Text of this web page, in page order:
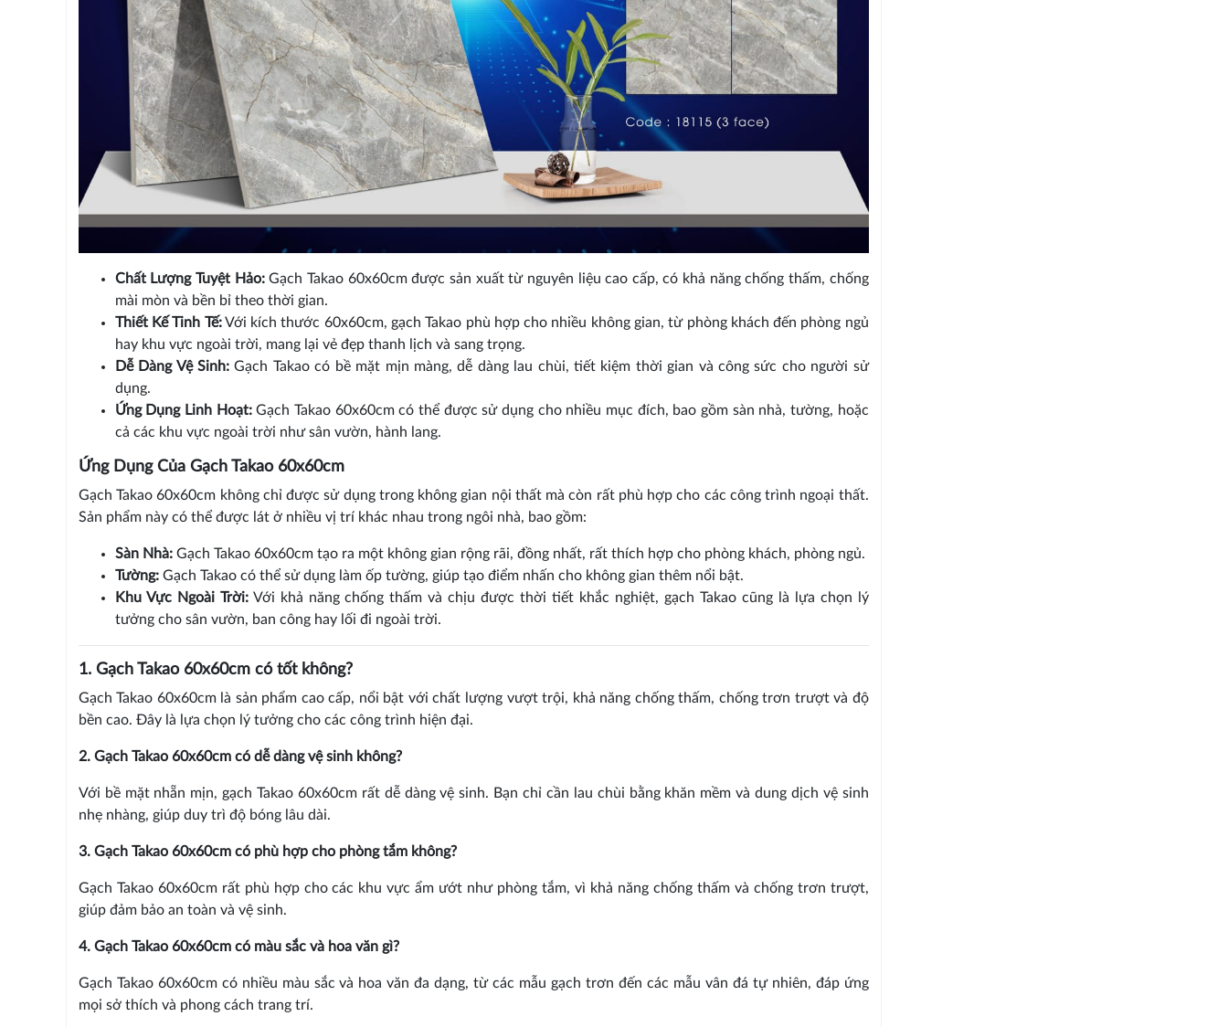
Chất Lượng Tuyệt Hảo:Gạch Takao 60x60cm được sản xuất từ nguyên liệu cao cấp, có khả năng chống thấm, chống
mài mòn và bền bỉ theo thời gian.
Thiết Kế Tinh Tế:Với kích thước 60x60cm, gạch Takao phù hợp cho nhiều không gian, từ phòng khách đến phòng ngủ
hay khu vực ngoài trời, mang lại vẻ đẹp thanh lịch và sang trọng.
Dễ Dàng Vệ Sinh: Gạch Takao có bề mặt mịn màng, dễ dàng lau chùi, tiết kiệm thời gian và công sức cho người sử
dụng.
Ứng Dụng Linh Hoạt:Gạch Takao 60x60cm có thể được sử dụng cho nhiều mục đích, bao gồm sàn nhà, tường, hoặc
cả các khu vực ngoài trời như sân vườn, hành lang.
Ứng Dụng Của Gạch Takao 60x60cm
Gạch Takao 60x60cm không chỉ được sử dụng trong không gian nội thất mà còn rất phù hợp cho các công trình ngoại thất.
Sản phẩm này có thể được lát ở nhiều vị trí khác nhau trong ngôi nhà, bao gồm:
Sàn Nhà:Gạch Takao 60x60cm tạo ra một không gian rộng rãi, đồng nhất, rất thích hợp cho phòng khách, phòng ngủ.
Tường:Gạch Takao có thể sử dụng làm ốp tường, giúp tạo điểm nhấn cho không gian thêm nổi bật.
Khu Vực Ngoài Trời:Với khả năng chống thấm và chịu được thời tiết khắc nghiệt, gạch Takao cũng là lựa chọn lý
tưởng cho sân vườn, ban công hay lối đi ngoài trời.
1. Gạch Takao 60x60cm có tốt không?
Gạch Takao 60x60cm là sản phẩm cao cấp, nổi bật với chất lượng vượt trội, khả năng chống thấm, chống trơn trượt và độ
bền cao. Đây là lựa chọn lý tưởng cho các công trình hiện đại.
2. Gạch Takao 60x60cm có dễ dàng vệ sinh không?
Với bề mặt nhẵn mịn, gạch Takao 60x60cm rất dễ dàng vệ sinh. Bạn chỉ cần lau chùi bằng khăn mềm và dung dịch vệ sinh
nhẹ nhàng, giúp duy trì độ bóng lâu dài.
3. Gạch Takao 60x60cm có phù hợp cho phòng tắm không?
Gạch Takao 60x60cm rất phù hợp cho các khu vực ẩm ướt như phòng tắm, vì khả năng chống thấm và chống trơn trượt,
giúp đảm bảo an toàn và vệ sinh.
4. Gạch Takao 60x60cm có màu sắc và hoa văn gì?
Gạch Takao 60x60cm có nhiều màu sắc và hoa văn đa dạng, từ các mẫu gạch trơn đến các mẫu vân đá tự nhiên, đáp ứng
mọi sở thích và phong cách trang trí.